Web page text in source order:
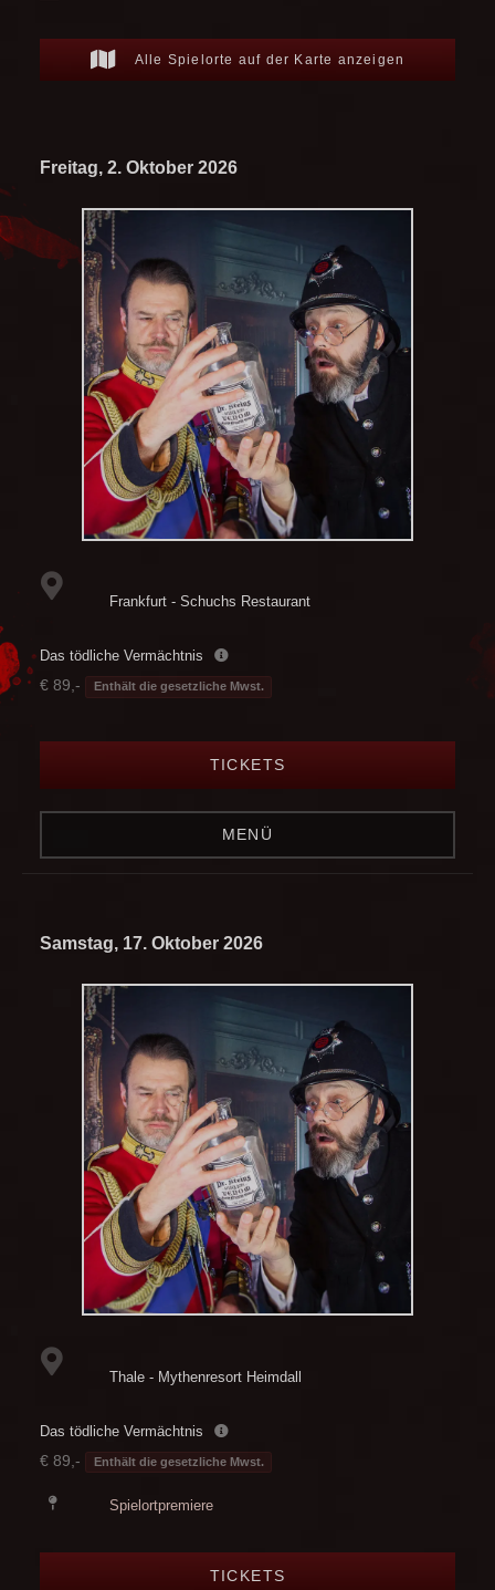
Alle Spielorte auf der Karte anzeigen
Freitag, 2. Oktober 2026
Frankfurt - Schuchs Restaurant
Das tödliche Vermächtnis
€ 89,- Enthält die gesetzliche Mwst.
TICKETS
MENÜ
Samstag, 17. Oktober 2026
Thale - Mythenresort Heimdall
Das tödliche Vermächtnis
€ 89,- Enthält die gesetzliche Mwst.
Spielortpremiere
TICKETS